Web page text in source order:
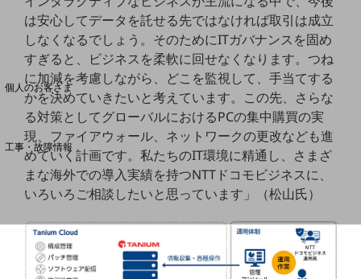
料金分析(ご利用料金管理サービス)
Web明細(My docomo)
個人のお客さま
NTTドコモ
OCNなど
工事・故障情報
お客さまサポートサイト
SDPFナレッジセンター
は安心してデータを託せる先ではなければ取引は成立
しなくなるでしょう。そのためにITガバナンスを固め
すぎると、ビジネスを柔軟に回せなくなります。つね
に加減を考慮しながら、どこを監視して、手当てする
かを決めていきたいと考えています。この先、さらな
る対策としてグローバルにおけるPCの集中購買の実
現、ファイアウォール、ネットワークの更改なども進
めていく計画です。私たちのIT環境に精通し、さまざ
まな海外での導入実績を持つNTTドコモビジネスに、
いろいろご相談したいと思っています」（松山氏）